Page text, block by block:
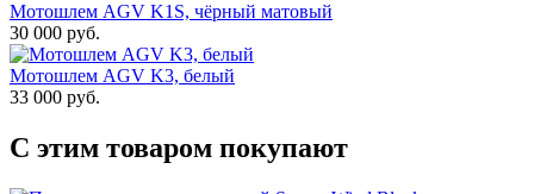
Мотошлем AGV K1S, чёрный матовый
30 000 руб.
Мотошлем AGV K3, белый
33 000 руб.
С этим товаром покупают